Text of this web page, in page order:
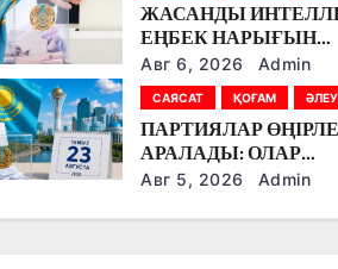
ЖАСАНДЫ
ЕҢБЕК НАРЫҒЫН
ӨЗГЕРТУДЕ:
БІЛІМ БЕРУ МЕН
МАМАНДЫҚТАРДЫ
ТАЛҚЫЛАДЫ
Авг 6, 2026 Admin
САЯСАТ ҚОҒАМ
ПАРТИЯЛАР
АРАЛАДЫ: ОЛАР
ДӘРІГЕРЛЕРМЕН,
ФЕРМЕРЛЕРМЕН
Авг 5, 2026 Admin